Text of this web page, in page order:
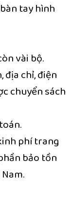
tay hình
vài bộ.
địa chỉ, điện
chuyển sách
phí trang
bảo tồn